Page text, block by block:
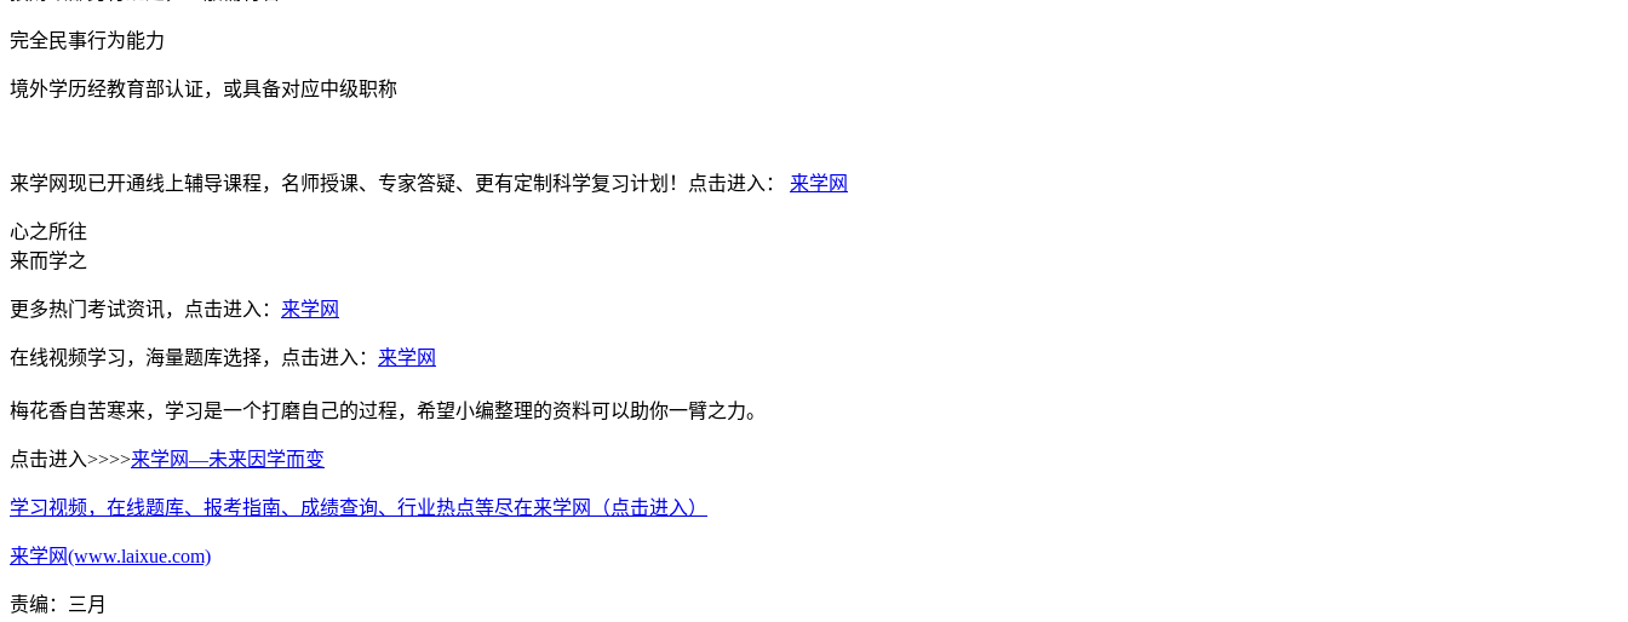
完全民事行为能力
境外学历经教育部认证，或具备对应中级职称
来学网现已开通线上辅导课程，名师授课、专家答疑、更有定制科学复习计划！点击进入： 来学网
心之所往
来而学之
更多热门考试资讯，点击进入： 来学网
在线视频学习，海量题库选择，点击进入： 来学网
梅花香自苦寒来，学习是一个打磨自己的过程，希望小编整理的资料可以助你一臂之力。
点击进入>>>>来学网—未来因学而变
学习视频，在线题库、报考指南、成绩查询、行业热点等尽在来学网（点击进入）
来学网(www.laixue.com)
责编：三月